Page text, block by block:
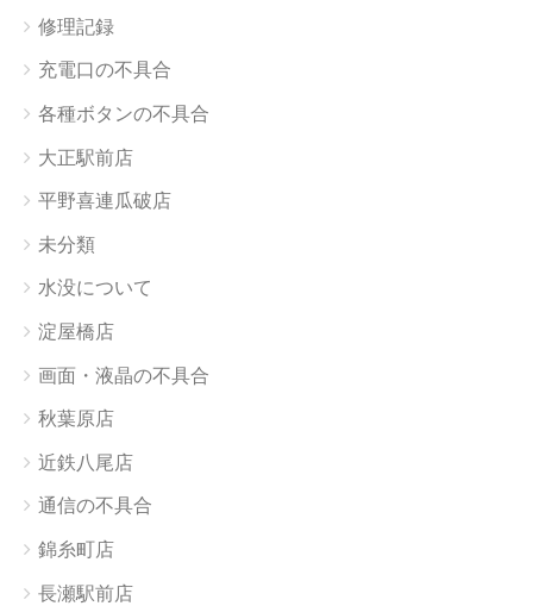
修理記録
充電口の不具合
各種ボタンの不具合
大正駅前店
平野喜連瓜破店
未分類
水没について
淀屋橋店
画面・液晶の不具合
秋葉原店
近鉄八尾店
通信の不具合
錦糸町店
長瀬駅前店